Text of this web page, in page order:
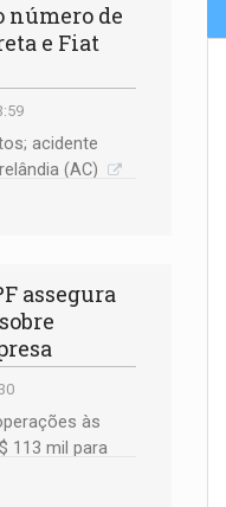
número de
e Fiat
acidente
(AC)
assegura
às
113 mil para